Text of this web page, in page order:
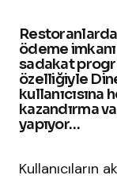
Restoranlarda
ödeme
sadakat
özelliğiyle
kullanıcısına
kazandırma
yapıyor…
Kullanıcıların